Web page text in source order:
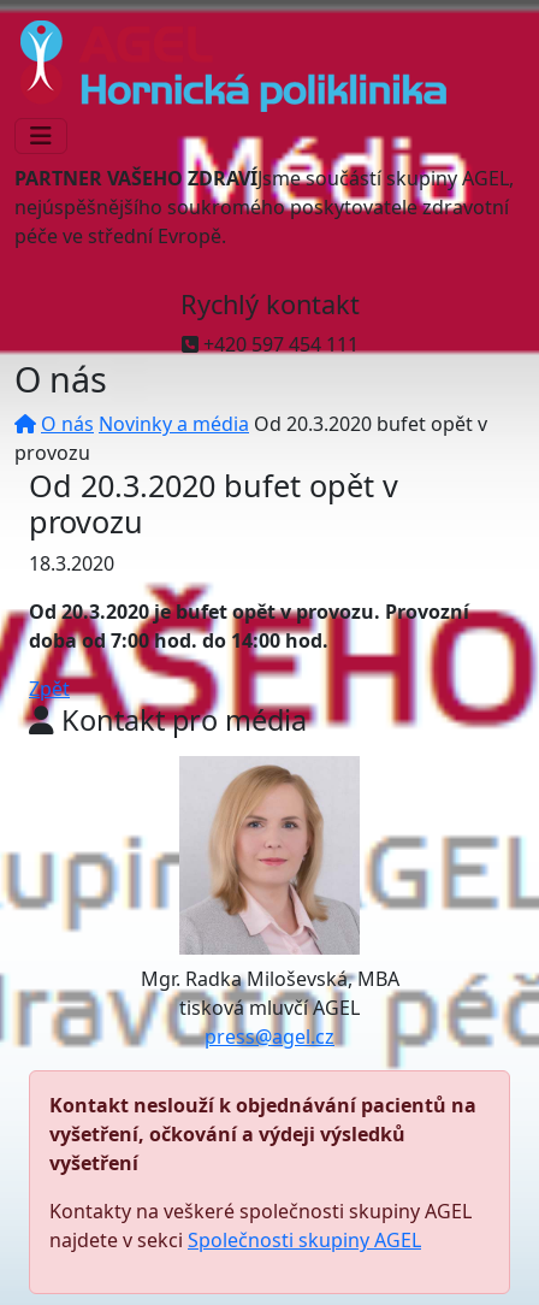
PARTNER VAŠEHO ZDRAVÍJsme součástí skupiny AGEL,
nejúspěšnějšího soukromého poskytovatele zdravotní
péče ve střední Evropě.
Rychlý kontakt
+420 597 454 111
O nás
O nás Novinky a média Od 20.3.2020 bufet opět v
provozu
Od 20.3.2020 bufet opět v
provozu
18.3.2020
Od 20.3.2020 je bufet opět v provozu. Provozní
doba od 7:00 hod. do 14:00 hod.
Zpět
Kontakt pro média
Mgr. Radka Miloševská, MBA
tisková mluvčí AGEL
press@agel.cz
Kontakt neslouží k objednávání pacientů na
vyšetření, očkování a výdeji výsledků
vyšetření
Kontakty na veškeré společnosti skupiny AGEL
najdete v sekci Společnosti skupiny AGEL